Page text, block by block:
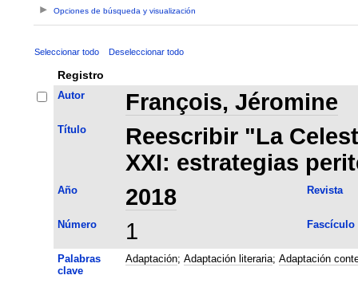
Opciones de búsqueda y visualización
Seleccionar todo Deseleccionar todo
Registro
Autor François, Jéromine
Título
Reescribir "La
XXI: estrategias
Año 2018 Revista
Número 1 Fascículo
Palabras
clave
Adaptación; Adaptación literaria; Adaptación